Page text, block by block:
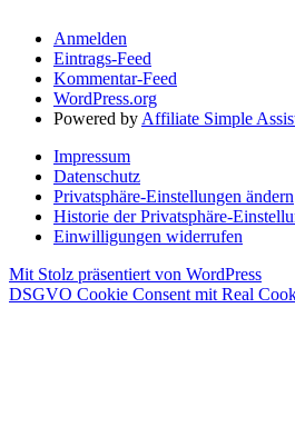
Anmelden
Eintrags-Feed
Kommentar-Feed
WordPress.org
Powered by Affiliate Simple
Impressum
Datenschutz
Privatsphäre-Einstellungen ändern
Historie der Privatsphäre-
Einwilligungen widerrufen
Mit Stolz präsentiert von WordPress
DSGVO Cookie Consent mit Real